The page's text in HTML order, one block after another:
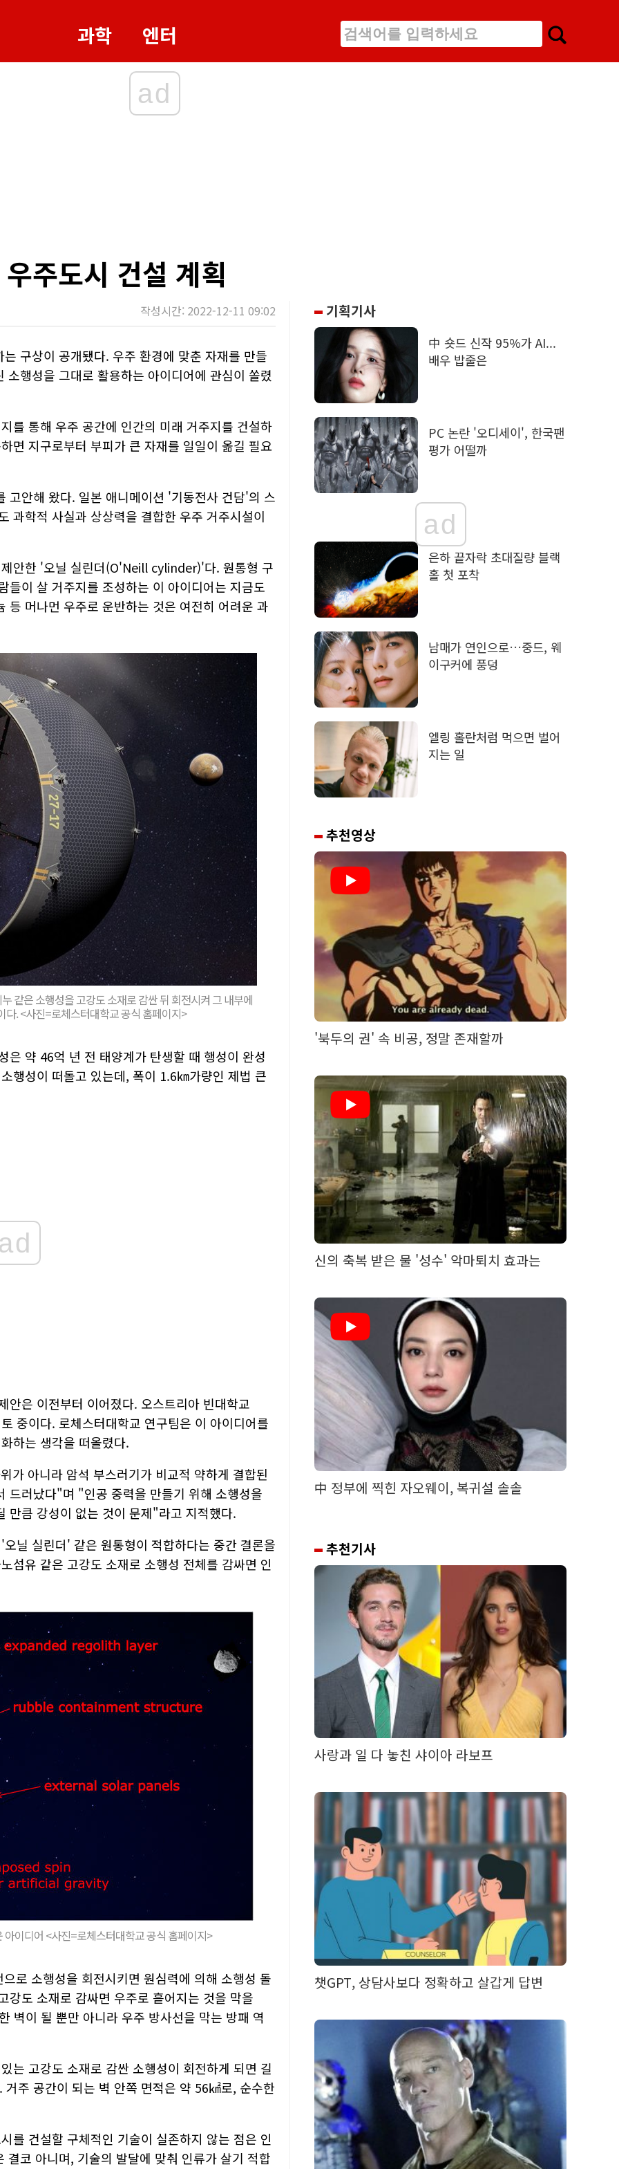
과학 엔터
ad
주도시 건설 계획
작성시간: 2022-12-11 09:02
구상이 공개됐다. 우주 환경에 맞춘 자재를 만들
행성을 그대로 활용하는 아이디어에 관심이 쏠렸
를 통해 우주 공간에 인간의 미래 거주지를 건설하
면 지구로부터 부피가 큰 자재를 일일이 옮길 필요
고안해 왔다. 일본 애니메이션 '기동전사 건담'의 스
과학적 사실과 상상력을 결합한 우주 거주시설이
안한 '오닐 실린더(O'Neill cylinder)'다. 원통형 구
들이 살 거주지를 조성하는 이 아이디어는 지금도
등 머나먼 우주로 운반하는 것은 여전히 어려운 과
같은 소행성을 고강도 소재로 감싼 뒤 회전시켜 그 내부에
. <사진=로체스터대학교 공식 홈페이지>
은 약 46억 년 전 태양계가 탄생할 때 행성이 완성
행성이 떠돌고 있는데, 폭이 1.6㎞가량인 제법 큰
안은 이전부터 이어졌다. 오스트리아 빈대학교
중이다. 로체스터대학교 연구팀은 이 아이디어를
하는 생각을 떠올렸다.
가 아니라 암석 부스러기가 비교적 약하게 결합된
드러났다"며 "인공 중력을 만들기 위해 소행성을
만큼 강성이 없는 것이 문제"라고 지적했다.
닐 실린더' 같은 원통형이 적합하다는 중간 결론을
섬유 같은 고강도 소재로 소행성 전체를 감싸면 인
이디어 <사진=로체스터대학교 공식 홈페이지>
로 소행성을 회전시키면 원심력에 의해 소행성 돌
강도 소재로 감싸면 우주로 흩어지는 것을 막을
벽이 될 뿐만 아니라 우주 방사선을 막는 방패 역
는 고강도 소재로 감싼 소행성이 회전하게 되면 길
주 공간이 되는 벽 안쪽 면적은 약 56㎢로, 순수한
를 건설할 구체적인 기술이 실존하지 않는 점은 인
코 아니며, 기술의 발달에 맞춰 인류가 살기 적합
기획기사
中 숏드 신작 95%가 AI...
배우 밥줄은
PC 논란 '오디세이', 한국팬
평가 어떨까
ad
은하 끝자락 초대질량 블랙
홀 첫 포착
남매가 연인으로…중드, 웨
이구커에 풍덩
엘링 홀란처럼 먹으면 벌어
지는 일
추천영상
'북두의 권' 속 비공, 정말 존재할까
신의 축복 받은 물 '성수' 악마퇴치 효과는
中 정부에 찍힌 자오웨이, 복귀설 솔솔
추천기사
사랑과 일 다 놓친 샤이아 라보프
챗GPT, 상담사보다 정확하고 살갑게 답변